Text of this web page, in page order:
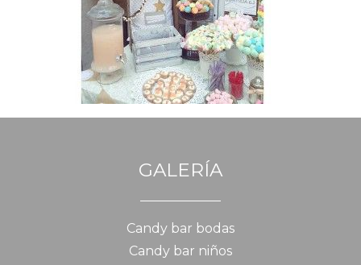
GALERÍA
Candy bar bodas
Candy bar niños